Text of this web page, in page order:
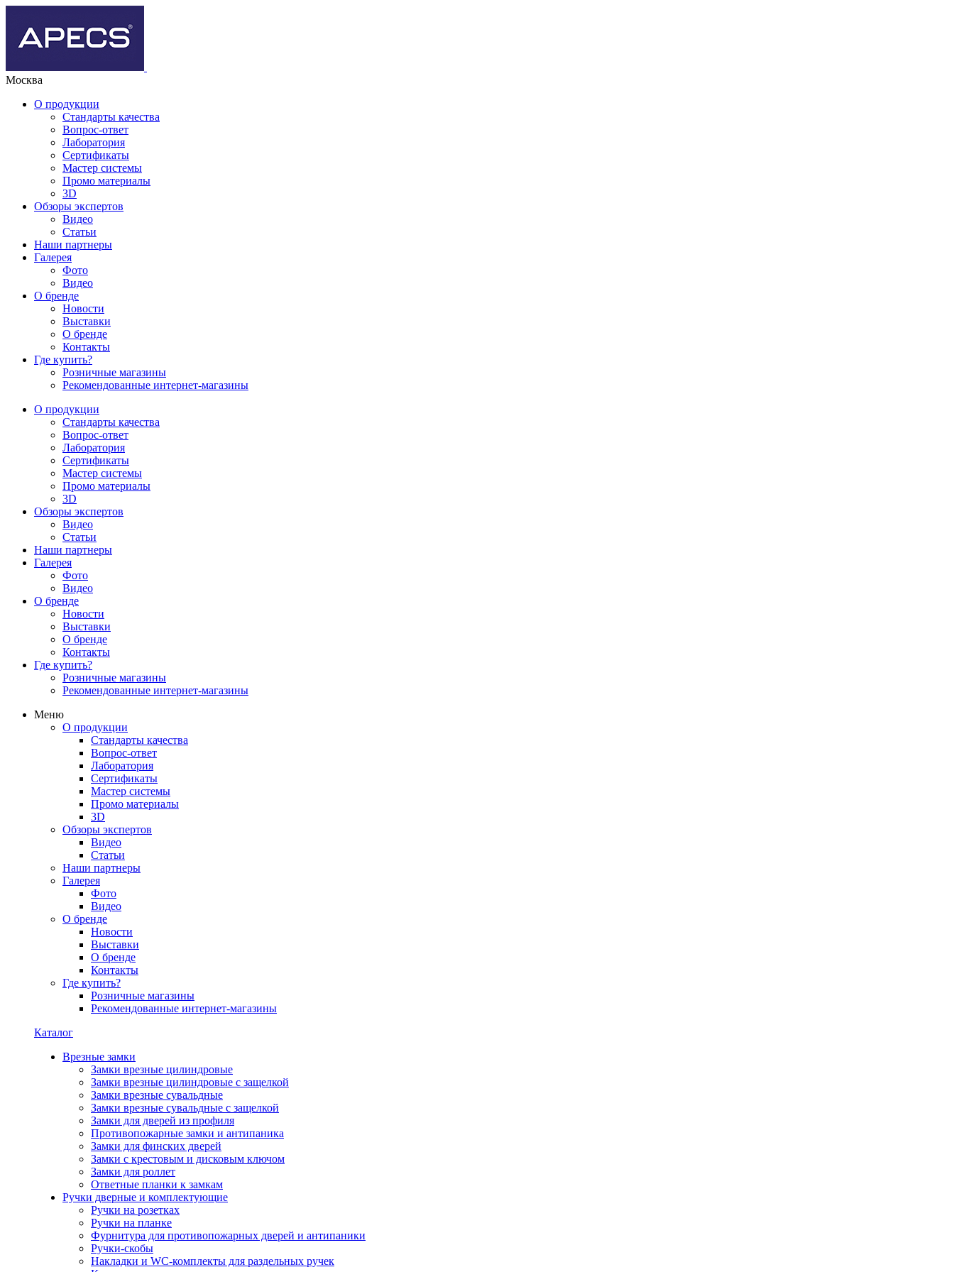
Москва
О продукции
Стандарты качества
Вопрос-ответ
Лаборатория
Сертификаты
Мастер системы
Промо материалы
3D
Обзоры экспертов
Видео
Статьи
Наши партнеры
Галерея
Фото
Видео
О бренде
Новости
Выставки
О бренде
Контакты
Где купить?
Розничные магазины
Рекомендованные интернет-магазины
О продукции
Стандарты качества
Вопрос-ответ
Лаборатория
Сертификаты
Мастер системы
Промо материалы
3D
Обзоры экспертов
Видео
Статьи
Наши партнеры
Галерея
Фото
Видео
О бренде
Новости
Выставки
О бренде
Контакты
Где купить?
Розничные магазины
Рекомендованные интернет-магазины
Меню
О продукции
Стандарты качества
Вопрос-ответ
Лаборатория
Сертификаты
Мастер системы
Промо материалы
3D
Обзоры экспертов
Видео
Статьи
Наши партнеры
Галерея
Фото
Видео
О бренде
Новости
Выставки
О бренде
Контакты
Где купить?
Розничные магазины
Рекомендованные интернет-магазины
Каталог
Врезные замки
Замки врезные цилиндровые
Замки врезные цилиндровые с защелкой
Замки врезные сувальдные
Замки врезные сувальдные с защелкой
Замки для дверей из профиля
Противопожарные замки и антипаника
Замки для финских дверей
Замки с крестовым и дисковым ключом
Замки для роллет
Ответные планки к замкам
Ручки дверные и комплектующие
Ручки на розетках
Ручки на планке
Фурнитура для противопожарных дверей и антипаники
Ручки-скобы
Накладки и WC-комплекты для раздельных ручек